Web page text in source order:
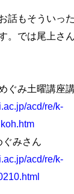
話もそういっ
。では尾上さ
み土曜講座
acd/re/k-
みさん
acd/re/k-